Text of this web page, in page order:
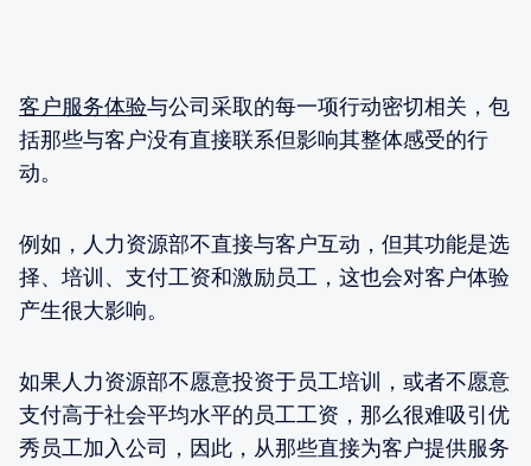
客户服务体验与公司采取的每一项行动密切相关，包
括那些与客户没有直接联系但影响其整体感受的行
动。
例如，人力资源部不直接与客户互动，但其功能是选
择、培训、支付工资和激励员工，这也会对客户体验
产生很大影响。
如果人力资源部不愿意投资于员工培训，或者不愿意
支付高于社会平均水平的员工工资，那么很难吸引优
秀员工加入公司，因此，从那些直接为客户提供服务